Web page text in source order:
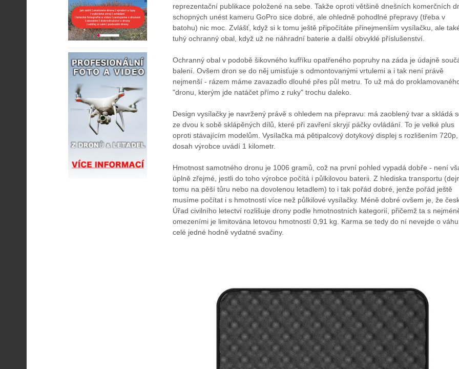
reprezentační publikace položené na sebe. Takže oproti většině dnešních komerčních
schopných unést kameru GoPro sice dobré, ale ohledně pohodlné přepravy (třeba v
batohu) nic moc. Zvlášť, když si k tomu ještě připočítáte přinejmenším vysílačku, ale
tuhý ochranný obal, když už ne náhradní baterie a další obvyklé příslušenství.
Ochranný obal v podobě šikovného kufříku opatřeného popruhy na záda je údajně
balení. Ovšem dron se do něj umisťuje s odmontovanými vrtulemi a i tak není právě
nejmenší - rázem máme zavazadlo dlouhé přes půl metru. To už má do
"dronu, kterým jde natáčet přímo z ruky" trochu daleko.
Design vysílačky je navržený právě s ohledem na přepravu: má zaoblený tvar a skládá
ze dvou k sobě sklápěných dílů, které při zavření skryjí páčky ovládání. To je velké plus
oproti stávajícím modelům. Vysílačka má pětipalcový dotykový displej s rozlišením 720p,
dosah výrobce uvádí 1 kilometr.
Hmotnost samotného dronu je 1006 gramů, což na první pohled vypadá dobře - není
úplně zřejmé, jestli do toho výrobce počítá i půlkilovou baterii. Z hlediska transportu
tomu na pěší tůru nebo na dovolenou letadlem) to i tak pořád dobré, jenže pořád ještě
musíme počítat i s hmotností více než půlkilové vysílačky. Méně dobré ovšem je, že
Úřad civilního letectví rozlišuje drony podle hmotnostních kategorií, přičemž ta s
omezeními je limitována letovou hmotností 0,91 kg. Karma se tedy do ní nevejde o váhu
celé jedné hodně vydatné svačiny.